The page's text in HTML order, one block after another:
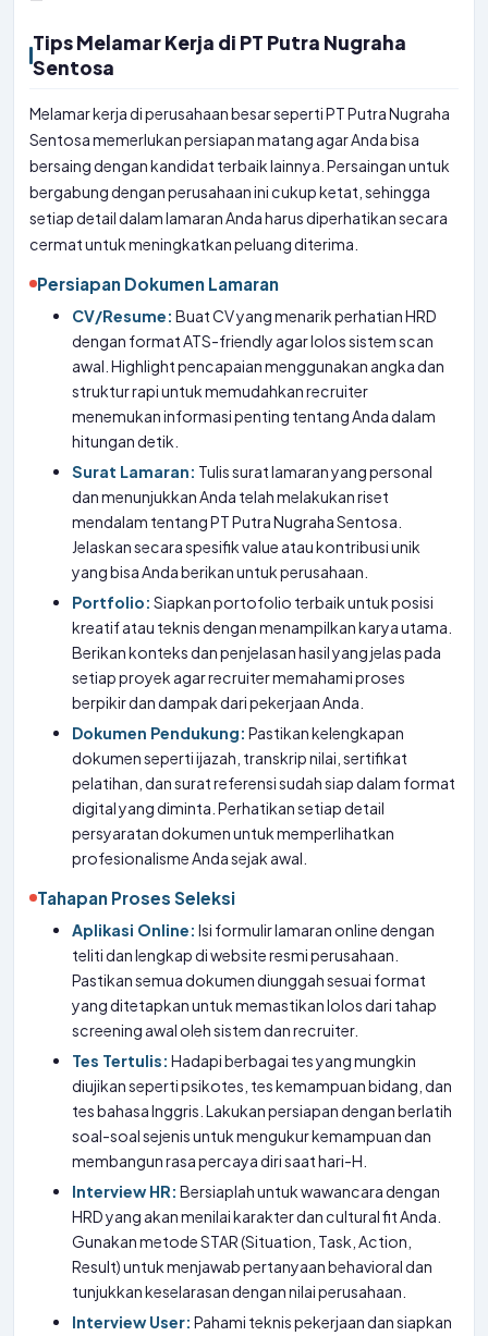
Tips Melamar Kerja di PT Putra Nugraha
Sentosa
Melamar kerja di perusahaan besar seperti PT Putra Nugraha
Sentosa memerlukan persiapan matang agar Anda bisa
bersaing dengan kandidat terbaik lainnya. Persaingan untuk
bergabung dengan perusahaan ini cukup ketat, sehingga
setiap detail dalam lamaran Anda harus diperhatikan secara
cermat untuk meningkatkan peluang diterima.
Persiapan Dokumen Lamaran
CV/Resume: Buat CV yang menarik perhatian HRD
dengan format ATS-friendly agar lolos sistem scan
awal. Highlight pencapaian menggunakan angka dan
struktur rapi untuk memudahkan recruiter
menemukan informasi penting tentang Anda dalam
hitungan detik.
Surat Lamaran: Tulis surat lamaran yang personal
dan menunjukkan Anda telah melakukan riset
mendalam tentang PT Putra Nugraha Sentosa.
Jelaskan secara spesifik value atau kontribusi unik
yang bisa Anda berikan untuk perusahaan.
Portfolio: Siapkan portofolio terbaik untuk posisi
kreatif atau teknis dengan menampilkan karya utama.
Berikan konteks dan penjelasan hasil yang jelas pada
setiap proyek agar recruiter memahami proses
berpikir dan dampak dari pekerjaan Anda.
Dokumen Pendukung: Pastikan kelengkapan
dokumen seperti ijazah, transkrip nilai, sertifikat
pelatihan, dan surat referensi sudah siap dalam format
digital yang diminta. Perhatikan setiap detail
persyaratan dokumen untuk memperlihatkan
profesionalisme Anda sejak awal.
Tahapan Proses Seleksi
Aplikasi Online: Isi formulir lamaran online dengan
teliti dan lengkap di website resmi perusahaan.
Pastikan semua dokumen diunggah sesuai format
yang ditetapkan untuk memastikan lolos dari tahap
screening awal oleh sistem dan recruiter.
Tes Tertulis: Hadapi berbagai tes yang mungkin
diujikan seperti psikotes, tes kemampuan bidang, dan
tes bahasa Inggris. Lakukan persiapan dengan berlatih
soal-soal sejenis untuk mengukur kemampuan dan
membangun rasa percaya diri saat hari-H.
Interview HR: Bersiaplah untuk wawancara dengan
HRD yang akan menilai karakter dan cultural fit Anda.
Gunakan metode STAR (Situation, Task, Action,
Result) untuk menjawab pertanyaan behavioral dan
tunjukkan keselarasan dengan nilai perusahaan.
Interview User: Pahami teknis pekerjaan dan siapkan